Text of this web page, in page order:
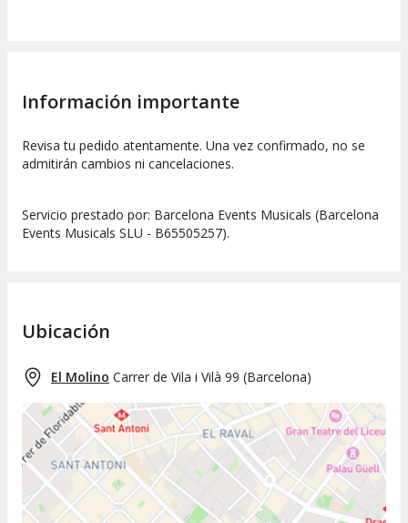
Información importante
Revisa tu pedido atentamente. Una vez confirmado, no se
admitirán cambios ni cancelaciones.
Servicio prestado por: Barcelona Events Musicals (Barcelona
Events Musicals SLU - B65505257).
Ubicación
El Molino Carrer de Vila i Vilà 99 (Barcelona)